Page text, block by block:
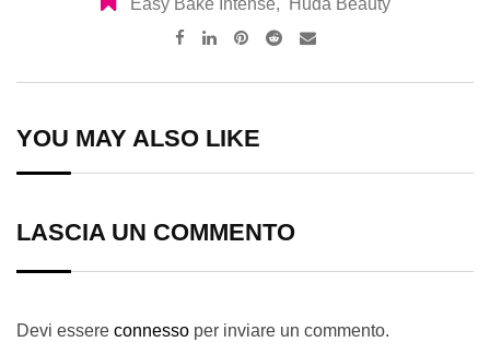
Easy Bake Intense,
Huda Beauty
Pinterest
RedditShare
YOU MAY ALSO LIKE
LASCIA UN COMMENTO
Devi essere connesso per inviare un commento.